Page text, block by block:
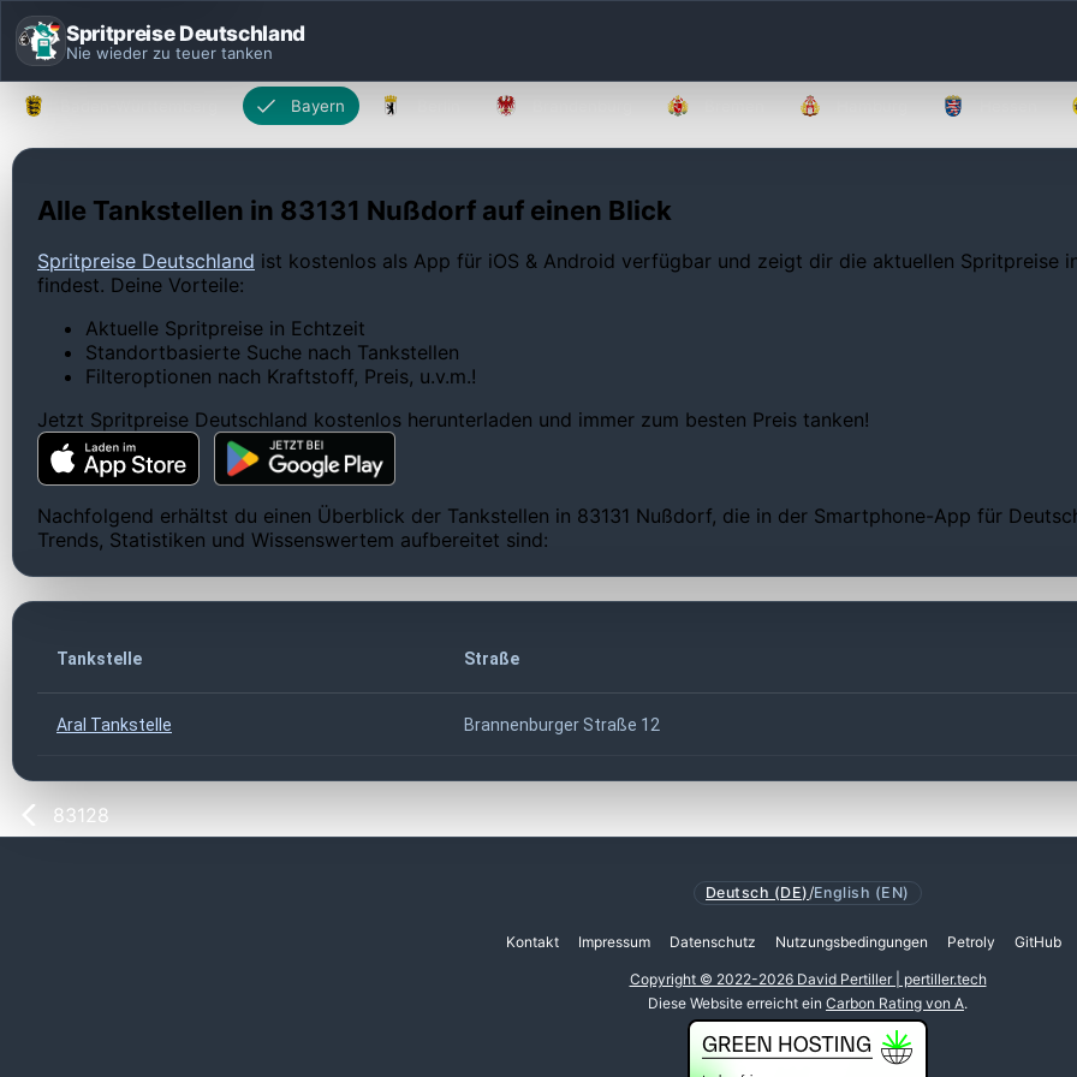
Spritpreise Deutschland
Nie wieder zu teuer tanken
Bayern
Alle Tankstellen in 83131 Nußdorf auf einen Blick
Spritpreise Deutschland ist kostenlos als App für iOS & Android verfügbar und zeigt dir die aktuellen Spritpreise
findest. Deine Vorteile:
Aktuelle Spritpreise in Echtzeit
Standortbasierte Suche nach Tankstellen
Filteroptionen nach Kraftstoff, Preis, u.v.m.!
Jetzt Spritpreise Deutschland kostenlos herunterladen und immer zum besten Preis tanken!
Nachfolgend erhältst du einen Überblick der Tankstellen in 83131 Nußdorf, die in der Smartphone-App für
Trends, Statistiken und Wissenswertem aufbereitet sind:
Tankstelle Straße
Aral Tankstelle Brannenburger Straße 12
83128
Deutsch (DE) /English (EN)
Kontakt Impressum Datenschutz Nutzungsbedingungen Petroly GitHub
Copyright © 2022-2026 David Pertiller | pertiller.tech
Diese Website erreicht ein Carbon Rating von A.